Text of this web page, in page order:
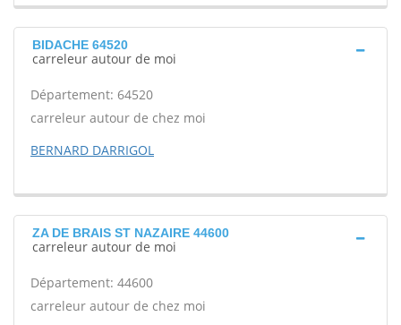
BIDACHE 64520
carreleur autour de moi
Département: 64520
carreleur autour de chez moi
BERNARD DARRIGOL
ZA DE BRAIS ST NAZAIRE 44600
carreleur autour de moi
Département: 44600
carreleur autour de chez moi